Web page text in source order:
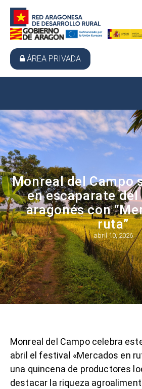
ÁREA PRIVADA
Monreal del Campo
en escaparate
aragonés con
ruta”
abril 10, 2026
Monreal del Campo celebra
abril el festival «Mercados en
una quincena de productores
destacar la riqueza